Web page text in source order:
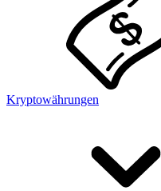
Kryptowährungen